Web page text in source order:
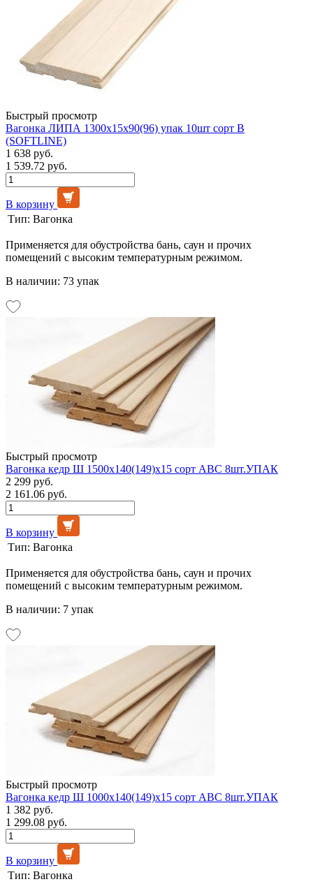
Быстрый просмотр
Вагонка ЛИПА 1300х15х90(96) упак 10шт сорт В
(SOFTLINE)
1 638 руб.
1 539.72 руб.
В корзину
Тип: Вагонка
Применяется для обустройства бань, саун и прочих
помещений с высоким температурным режимом.
В наличии: 73 упак
Быстрый просмотр
Вагонка кедр Ш 1500х140(149)х15 сорт АВС 8шт.УПАК
2 299 руб.
2 161.06 руб.
В корзину
Тип: Вагонка
Применяется для обустройства бань, саун и прочих
помещений с высоким температурным режимом.
В наличии: 7 упак
Быстрый просмотр
Вагонка кедр Ш 1000х140(149)х15 сорт АВС 8шт.УПАК
1 382 руб.
1 299.08 руб.
В корзину
Тип: Вагонка